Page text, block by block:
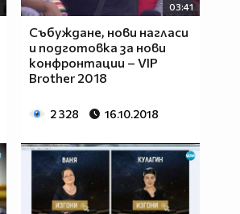
03:41
Събуждане, нови нагласи
и подготовка за нови
конфронтации – VIP
Brother 2018
2 328 16.10.2018